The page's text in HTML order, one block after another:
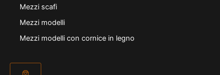
Mezzi scafi
Mezzi modelli
Mezzi modelli con cornice in legno